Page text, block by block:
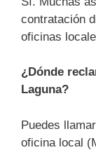
contratación
oficinas
¿Dónde
Laguna?
Puedes
oficina local